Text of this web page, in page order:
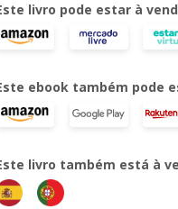
livro pode estar à
ebook também pode
livro também está à